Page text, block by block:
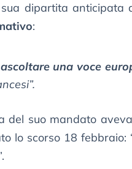
dipartita anticipata
:
una voce
del suo mandato
lo scorso 18 febbraio: